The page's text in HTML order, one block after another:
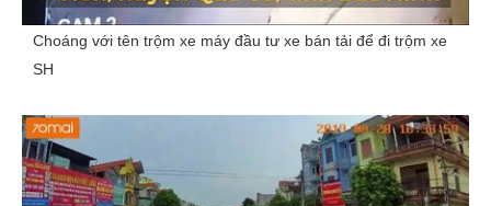
Choáng với tên trộm xe máy đầu tư xe bán tải để đi trộm xe
SH